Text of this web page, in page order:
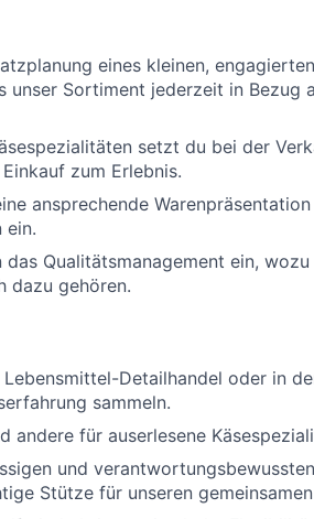
eines kleinen,
Sortiment jederzeit in Bezug
setzt du bei der
zum Erlebnis.
ansprechende
ein.
Qualitätsmanagement ein,
dazu gehören.
Detailhandel oder in
sammeln.
andere für auserlesene
und
Stütze für unseren